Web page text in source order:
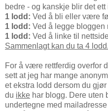
bedre - og kanskje blir det
1 lodd: Ved å bli eller være
1 lodd: Ved å legge bloggen
1 lodd: Ved å linke til
Sammenlagt kan du ta 4 lodd.
For å være rettferdig overfor
sett at jeg har mange
et ekstra lodd dersom du
du ikke har blogg. Dere uten
undertegne med